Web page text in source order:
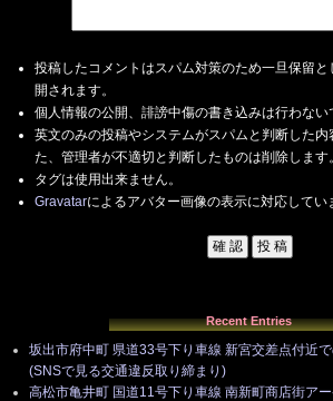
投稿したコメントはスパム対策のため一旦保留
開されます。
個人情報の公開、誹謗中傷の書き込みは行わない
英文のみの投稿やシステムがスパムと判断した内
た、管理者が不適切と判断したものは削除します。
タグは使用出来ません。
Gravatarによるアバター画像の表示に対応してい
Recent Entries
坂出市府中町 県道33号下り車線 新宮交差点付近
(SNSで見る交通違反取り締まり)
高松市亀井町 国道11号下り車線 南新町商店街ア